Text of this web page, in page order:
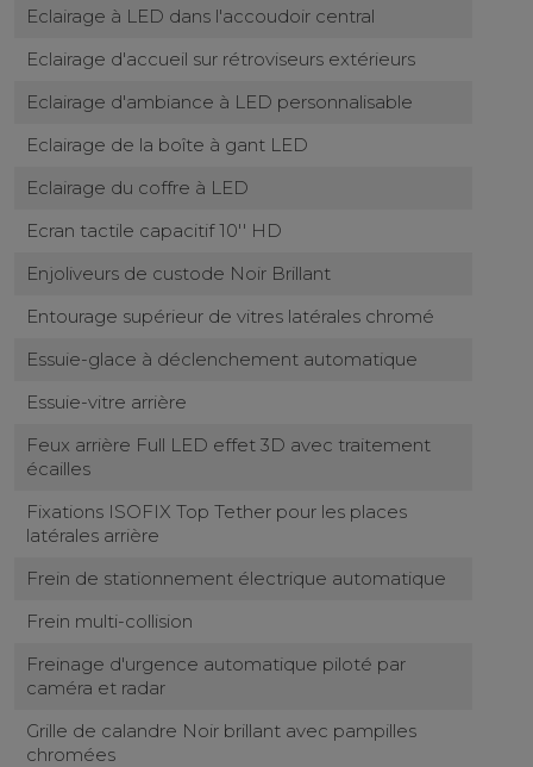
Eclairage à LED dans l'accoudoir central
Eclairage d'accueil sur rétroviseurs extérieurs
Eclairage d'ambiance à LED personnalisable
Eclairage de la boîte à gant LED
Eclairage du coffre à LED
Ecran tactile capacitif 10'' HD
Enjoliveurs de custode Noir Brillant
Entourage supérieur de vitres latérales chromé
Essuie-glace à déclenchement automatique
Essuie-vitre arrière
Feux arrière Full LED effet 3D avec traitement
écailles
Fixations ISOFIX Top Tether pour les places
latérales arrière
Frein de stationnement électrique automatique
Frein multi-collision
Freinage d'urgence automatique piloté par
caméra et radar
Grille de calandre Noir brillant avec pampilles
chromées